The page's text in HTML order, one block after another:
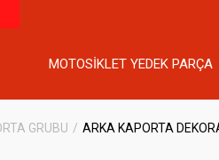
MOTOSİKLET YEDEK PARÇA
GRUBU ARKA KAPORTA